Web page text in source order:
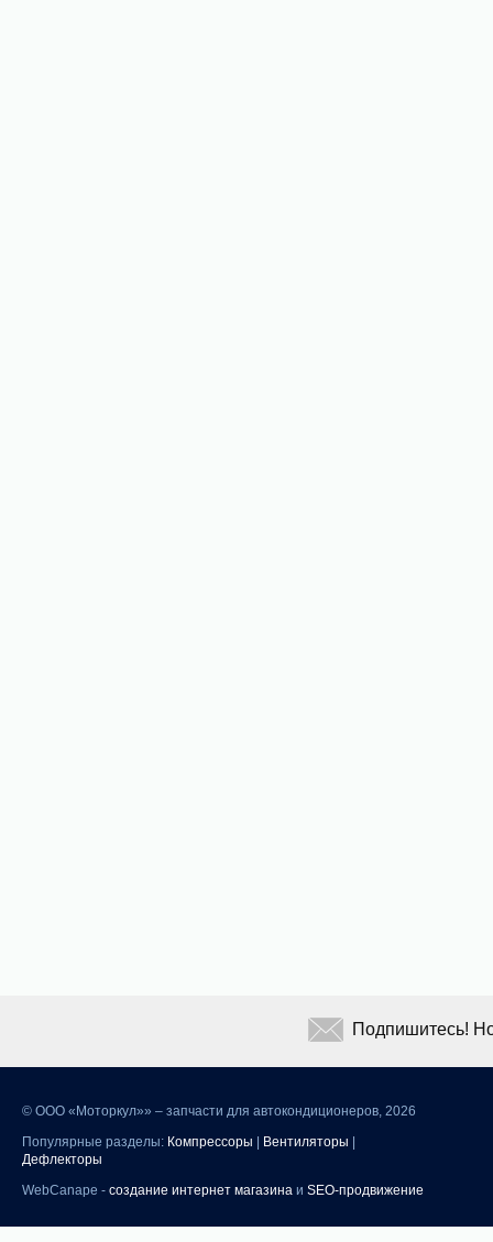
© ООО «Моторкул»» – запчасти для автокондиционеров, 2026
Популярные разделы: Компрессоры Вентиляторы
Дефлекторы
WebCanape - создание интернет магазина и SEO-продвижение
Подпишитесь!